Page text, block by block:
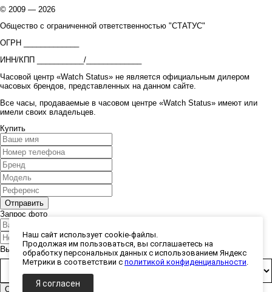
© 2009 — 2026
Общество с ограниченной ответственностью "СТАТУС"
ОГРН _____________
ИНН/КПП ___________/_____________
Часовой центр «Watch Status» не является официальным дилером
часовых брендов, представленных на данном сайте.
Все часы, продаваемые в часовом центре «Watch Status» имеют или
имели своих владельцев.
Купить
Запрос фото
Выберите способ получения фото:
Наш сайт использует cookie-файлы.
Продолжая им пользоваться, вы соглашаетесь на
обработку персональных данных с использованием Яндекс
Метрики в соответствии с политикой конфиденциальности.
Я согласен